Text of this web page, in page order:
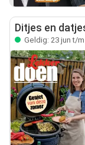
Ditjes en
Geldig: 23 jun t/